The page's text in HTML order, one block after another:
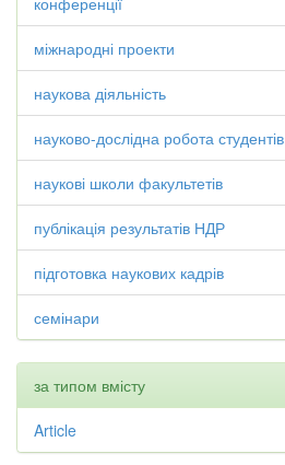
міжнародні проекти
наукова діяльність
науково-дослідна робота студентів
наукові школи факультетів
публікація результатів НДР
підготовка наукових кадрів
семінари
за типом вмісту
Article